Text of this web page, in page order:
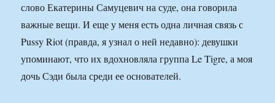
слово Екатерины Самуцевич на суде, она говорила
важные вещи. И еще у меня есть одна личная связь с
Pussy Riot (правда, я узнал о ней недавно): девушки
упоминают, что их вдохновляла группа Le Tigre, а моя
дочь Сэди была среди ее основателей.